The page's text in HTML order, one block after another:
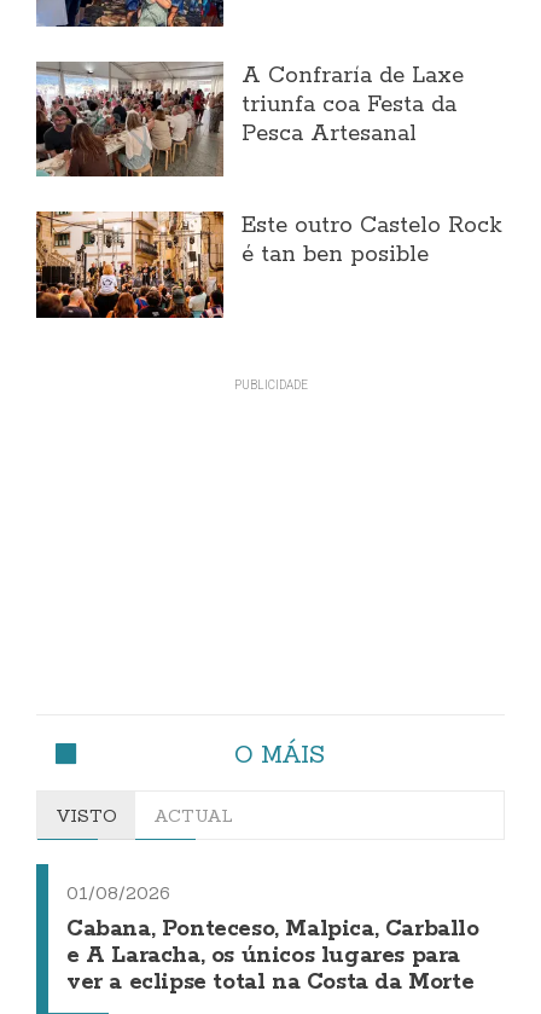
A Confraría de Laxe
triunfa coa Festa da
Pesca Artesanal
Este outro Castelo Rock
é tan ben posible
O MÁIS
VISTO ACTUAL
01/08/2026
Cabana, Ponteceso, Malpica, Carballo
e A Laracha, os únicos lugares para
ver a eclipse total na Costa da Morte